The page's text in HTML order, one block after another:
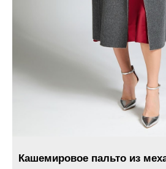
Кашемировое пальто из